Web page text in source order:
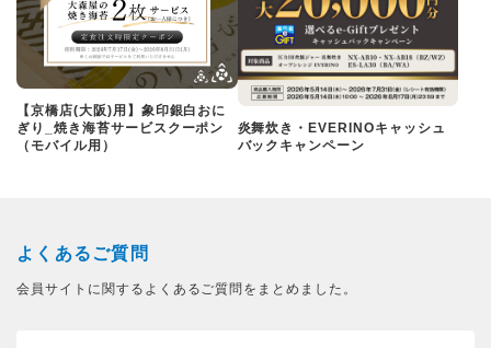
【京橋店(大阪)用】象印銀白おに
ぎり_焼き海苔サービスクーポン
（モバイル用）
炎舞炊き・EVERINOキャッシュ
バックキャンペーン
よくあるご質問
会員サイトに関するよくあるご質問をまとめました。